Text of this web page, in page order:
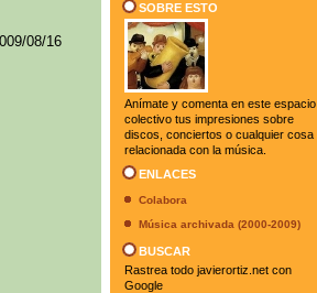
08/16
SOBRE ESTO
Anímate y comenta en este espacio
colectivo tus impresiones sobre
discos, conciertos o cualquier cosa
relacionada con la música.
ENLACES
Colabora
Música archivada (2000-2009)
BUSCAR
Rastrea todo javierortiz.net con
Google